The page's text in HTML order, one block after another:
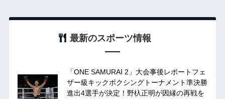
最新のスポーツ情報
「ONE SAMURAI 2」大会事後レポートフェ
ザー級キックボクシングトーナメント準決勝
進出4選手が決定！野杁正明が因縁の再戦を